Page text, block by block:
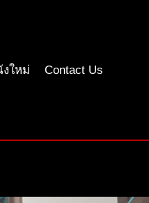
ใหม่ Contact Us